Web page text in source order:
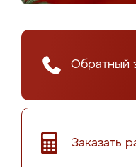
Обратный
Заказать